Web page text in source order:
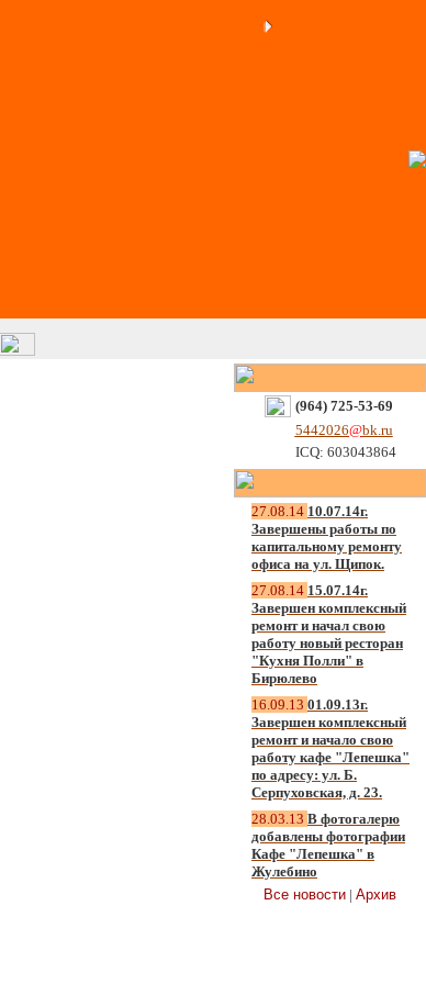
(964) 725-53-69
5442026@bk.ru
ICQ: 603043864
27.08.14 10.07.14г.
Завершены работы по
капитальному ремонту
офиса на ул. Щипок.
27.08.14 15.07.14г.
Завершен комплексный
ремонт и начал свою
работу новый ресторан
"Кухня Полли" в
Бирюлево
16.09.13 01.09.13г.
Завершен комплексный
ремонт и начало свою
работу кафе "Лепешка"
по адресу: ул. Б.
Серпуховская, д. 23.
28.03.13 В фотогалерю
добавлены фотографии
Кафе "Лепешка" в
Жулебино
Все новости | Архив